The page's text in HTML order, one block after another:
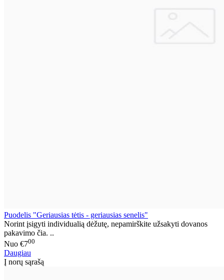
Puodelis "Geriausias tėtis - geriausias senelis"
Norint įsigyti individualią dėžutę, nepamirškite užsakyti dovanos
pakavimo čia. ..
Nuo €700
Daugiau
Į norų sąrašą